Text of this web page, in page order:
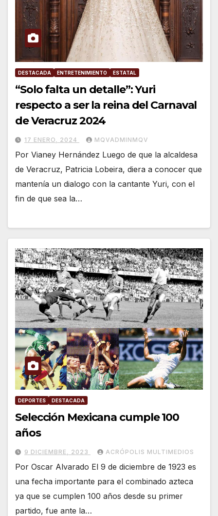
DESTACADA ENTRETENIMIENTO ESTATAL
“Solo falta un detalle”: Yuri
respecto a ser la reina del Carnaval
de Veracruz 2024
17 ENERO, 2024 MQVADMINMQV
Por Vianey Hernández Luego de que la alcaldesa
de Veracruz, Patricia Lobeira, diera a conocer que
mantenía un dialogo con la cantante Yuri, con el
fin de que sea la…
DEPORTES DESTACADA
Selección Mexicana cumple 100
años
9 DICIEMBRE, 2023 ACRÓPOLIS MULTIMEDIOS
Por Oscar Alvarado El 9 de diciembre de 1923 es
una fecha importante para el combinado azteca
ya que se cumplen 100 años desde su primer
partido, fue ante la…